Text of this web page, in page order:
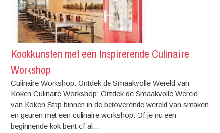
Kookkunsten met een Inspirerende Culinaire
Workshop
Culinaire Workshop: Ontdek de Smaakvolle Wereld van
Koken Culinaire Workshop: Ontdek de Smaakvolle Wereld
van Koken Stap binnen in de betoverende wereld van smaken
en geuren met een culinaire workshop. Of je nu een
beginnende kok bent of al...